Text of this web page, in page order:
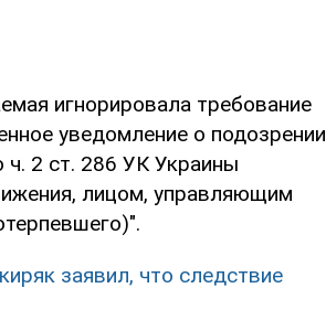
игнорировала требование
уведомление о подозрении
ч. 2 ст. 286 УК Украины
лицом, управляющим
заявил, что следствие